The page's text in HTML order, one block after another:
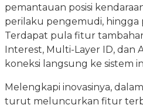
pemantauan posisi
perilaku pengemudi, hingga
Terdapat pula fitur
Interest, Multi-Layer ID, dan
koneksi langsung ke sistem
Melengkapi inovasinya,
turut meluncurkan fitur